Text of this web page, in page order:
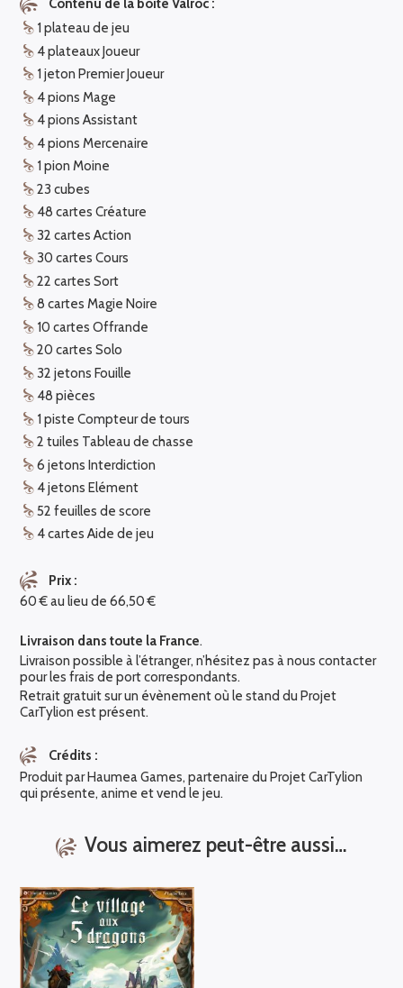
Contenu de la boîte Valroc :
1 plateau de jeu
4 plateaux Joueur
1 jeton Premier Joueur
4 pions Mage
4 pions Assistant
4 pions Mercenaire
1 pion Moine
23 cubes
48 cartes Créature
32 cartes Action
30 cartes Cours
22 cartes Sort
8 cartes Magie Noire
10 cartes Offrande
20 cartes Solo
32 jetons Fouille
48 pièces
1 piste Compteur de tours
2 tuiles Tableau de chasse
6 jetons Interdiction
4 jetons Elément
52 feuilles de score
4 cartes Aide de jeu
Prix :
60 € au lieu de 66,50 €
Livraison dans toute la France.
Livraison possible à l’étranger, n’hésitez pas à nous contacter
pour les frais de port correspondants.
Retrait gratuit sur un évènement où le stand du Projet
CarTylion est présent.
Crédits :
Produit par Haumea Games, partenaire du Projet CarTylion
qui présente, anime et vend le jeu.
Vous aimerez peut-être aussi…